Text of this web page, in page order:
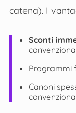
catena). I
Sconti
Programmi
Canoni